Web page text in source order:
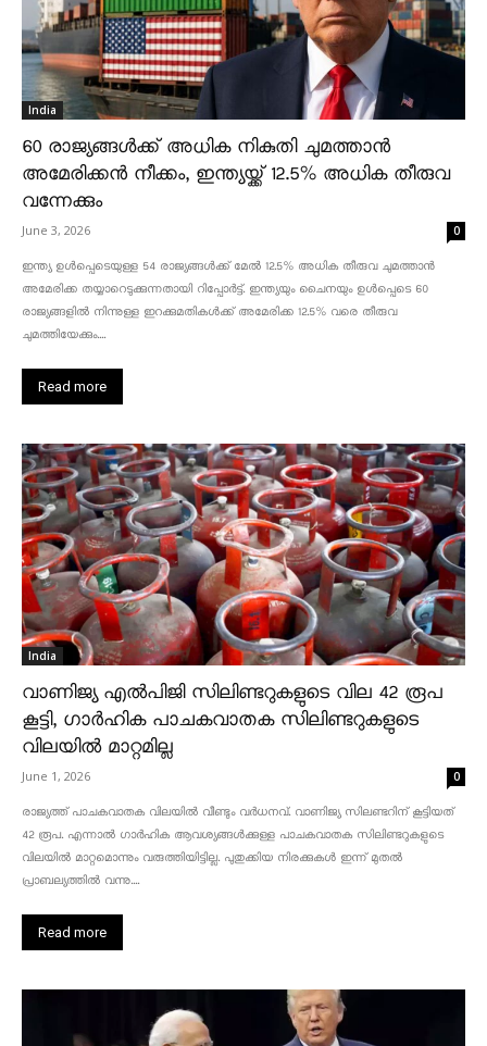
India
60 രാജ്യങ്ങൾക്ക് അധിക നികുതി ചുമത്താൻ
അമേരിക്കൻ നീക്കം, ഇന്ത്യയ്ക്ക് 12.5% അധിക തീരുവ
വന്നേക്കും
June 3, 2026 0
ഇന്ത്യ ഉൾപ്പെടെയുള്ള 54 രാജ്യങ്ങൾക്ക് മേൽ 12.5% അധിക തീരുവ ചുമത്താൻ
അമേരിക്ക തയ്യാറെടുക്കുന്നതായി റിപ്പോർട്ട്. ഇന്ത്യയും ചൈനയും ഉൾപ്പെടെ 60
രാജ്യങ്ങളിൽ നിന്നുള്ള ഇറക്കുമതികൾക്ക് അമേരിക്ക 12.5% ​​വരെ തീരുവ
ചുമത്തിയേക്കും....
Read more
India
വാണിജ്യ എൽപിജി സിലിണ്ടറുകളുടെ വില 42 രൂപ
കൂട്ടി, ഗാർഹിക പാചകവാതക സിലിണ്ടറുകളുടെ
വിലയിൽ മാറ്റമില്ല
June 1, 2026 0
രാജ്യത്ത് പാചകവാതക വിലയിൽ വീണ്ടും വർധനവ്. വാണിജ്യ സിലണ്ടറിന് കൂട്ടിയത്
42 രൂപ. എന്നാൽ ഗാർഹിക ആവശ്യങ്ങൾക്കുള്ള പാചകവാതക സിലിണ്ടറുകളുടെ
വിലയിൽ മാറ്റമൊന്നും വരുത്തിയിട്ടില്ല. പുതുക്കിയ നിരക്കുകൾ ഇന്ന് മുതൽ
പ്രാബല്യത്തിൽ വന്നു....
Read more